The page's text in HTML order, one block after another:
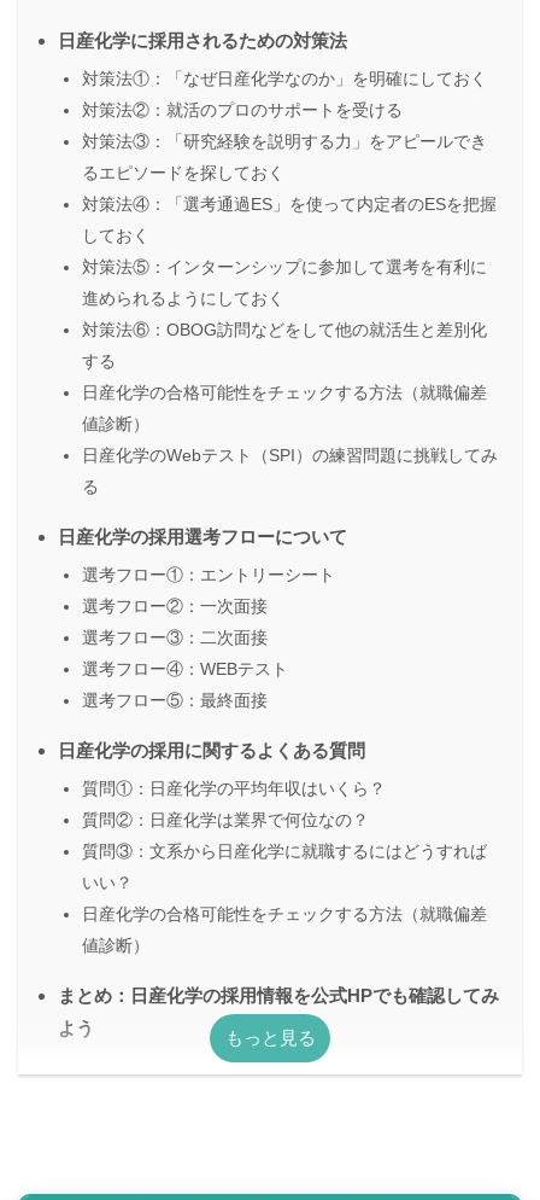
日産化学に採用されるための対策法
対策法①：「なぜ日産化学なのか」を明確にしておく
対策法②：就活のプロのサポートを受ける
対策法③：「研究経験を説明する力」をアピールでき
るエピソードを探しておく
対策法④：「選考通過ES」を使って内定者のESを把握
しておく
対策法⑤：インターンシップに参加して選考を有利に
進められるようにしておく
対策法⑥：OBOG訪問などをして他の就活生と差別化
する
日産化学の合格可能性をチェックする方法（就職偏差
値診断）
日産化学のWebテスト（SPI）の練習問題に挑戦してみ
る
日産化学の採用選考フローについて
選考フロー①：エントリーシート
選考フロー②：一次面接
選考フロー③：二次面接
選考フロー④：WEBテスト
選考フロー⑤：最終面接
日産化学の採用に関するよくある質問
質問①：日産化学の平均年収はいくら？
質問②：日産化学は業界で何位なの？
質問③：文系から日産化学に就職するにはどうすれば
いい？
日産化学の合格可能性をチェックする方法（就職偏差
値診断）
まとめ：日産化学の採用情報を公式HPでも確認してみ
よう